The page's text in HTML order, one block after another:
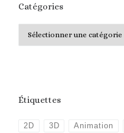
Catégories
Étiquettes
2D 3D Animation